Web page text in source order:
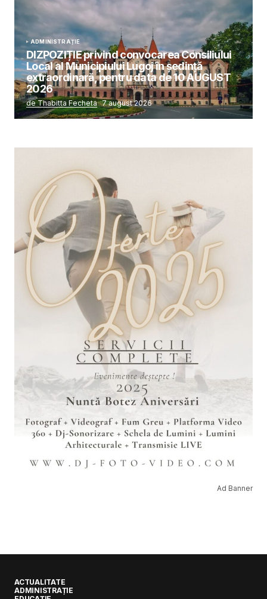
ADMINISTRAȚIE
DIZPOZIȚIE privind convocarea Consiliului
Local al Municipiului Lugoj în şedinţă
extraordinară, pentru data de 10 AUGUST
2026
de Thabitta Fecheta 7 august 2026
Ad Banner
ACTUALITATE
ADMINISTRAȚIE